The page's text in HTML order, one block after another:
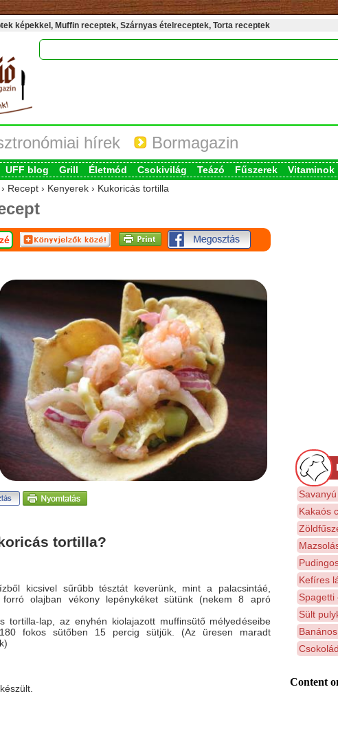
képekkel, Muffin receptek, Szárnyas ételreceptek, Torta receptek
hírek Bormagazin
UFF blog Grill Életmód Csokivilág Teázó Fűszerek Vitaminok
Recept › Kenyerek › Kukoricás tortilla
tortilla?
kicsivel sűrűbb tésztát keverünk, mint a palacsintáé,
forró olajban vékony lepénykéket sütünk (nekem 8 apró
tortilla-lap, az enyhén kiolajazott muffinsütő mélyedéseibe
fokos sütőben 15 percig sütjük. (Az üresen maradt
Kakaós
Kefíres
Spagetti
Sült
Content